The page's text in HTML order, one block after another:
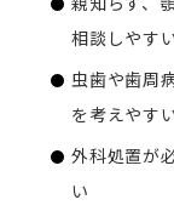
相談しやす
虫歯や歯周
を考えやす
外科処置が
い